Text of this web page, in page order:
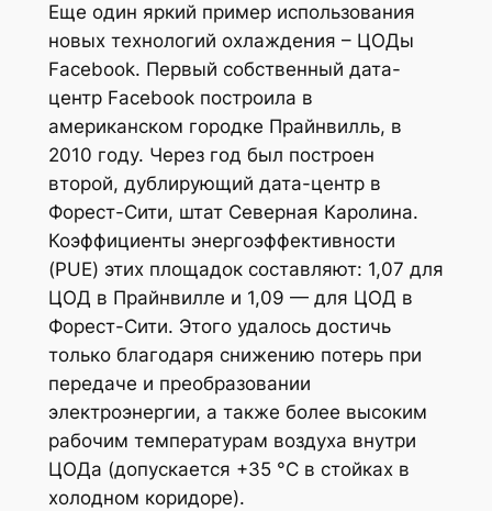
Еще один яркий пример использования
новых технологий охлаждения – ЦОДы
Facebook. Первый собственный дата-
центр Facebook построила в
американском городке Прайнвилль, в
2010 году. Через год был построен
второй, дублирующий дата-центр в
Форест-Сити, штат Северная Каролина.
Коэффициенты энергоэффективности
(PUE) этих площадок составляют: 1,07 для
ЦОД в Прайнвилле и 1,09 — для ЦОД в
Форест-Сити. Этого удалось достичь
только благодаря снижению потерь при
передаче и преобразовании
электроэнергии, а также более высоким
рабочим температурам воздуха внутри
ЦОДа (допускается +35 °C в стойках в
холодном коридоре).